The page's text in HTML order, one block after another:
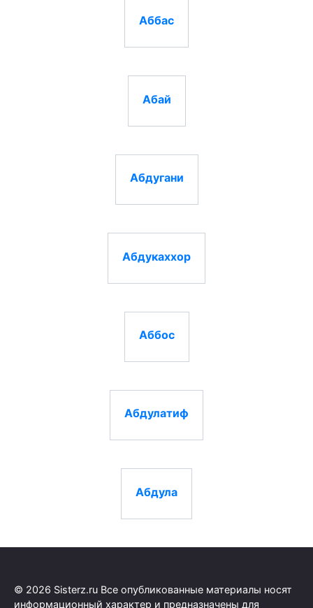
Аббас
Абай
Абдугани
Абдукаххор
Аббос
Абдулатиф
Абдула
© 2026 Sisterz.ru Все опубликованные материалы носят
информационный характер и предназначены для